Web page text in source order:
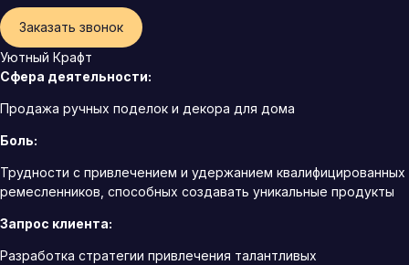
Заказать звонок
Уютный Крафт
Сфера деятельности:
Продажа ручных поделок и декора для дома
Боль:
Трудности с привлечением и удержанием квалифицированных
ремесленников, способных создавать уникальные продукты
Запрос клиента:
Разработка стратегии привлечения талантливых